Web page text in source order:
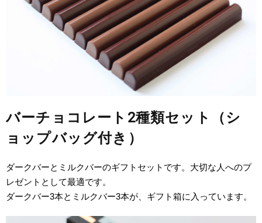
バーチョコレート2種類セット（シ
ョップバッグ付き）
ダークバーとミルクバーのギフトセットです。大切な人へのプ
レゼントとして最適です。
ダークバー3本とミルクバー3本が、ギフト箱に入っています。